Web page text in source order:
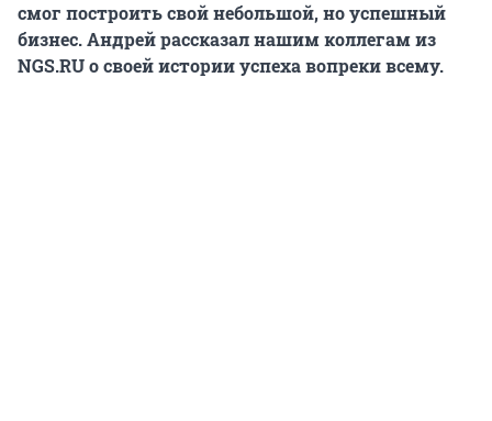
смог построить свой небольшой, но успешный
бизнес. Андрей рассказал нашим коллегам из
NGS.RU о своей истории успеха вопреки всему.